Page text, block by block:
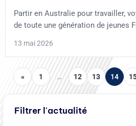
Partir en Australie pour travailler,
de toute une génération de jeunes
13 mai 2026
« 1 … 12 13 14
Filtrer l'actualité